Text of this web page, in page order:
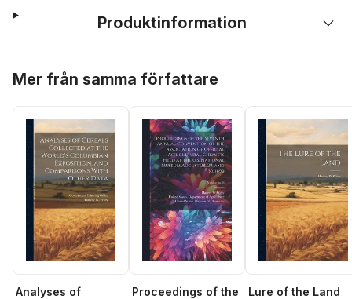
Produktinformation
Mer från samma författare
Analyses of
Proceedings of the
Lure of the Land